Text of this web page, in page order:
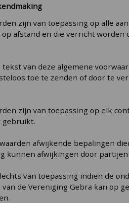
zijn van toepassing op alle
afstand en die verricht
van deze algemene
toe te zenden of door te
zijn van toepassing op elk
gebruikt.
afwijkende bepalingen
kunnen afwijkingen door
van toepassing indien de
de Vereniging Gebra kan op